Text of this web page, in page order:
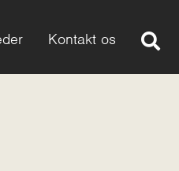
Kontakt os